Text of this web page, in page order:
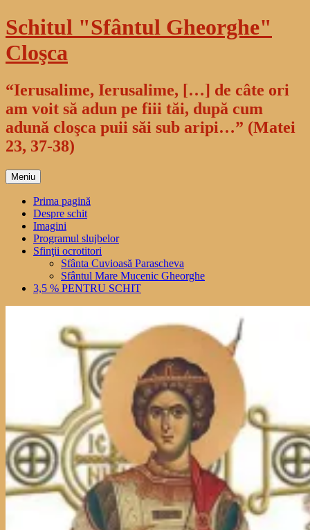
Sari
la
conținut
Schitul "Sfântul Gheorghe"
Cloşca
“Ierusalime, Ierusalime, […] de câte ori
am voit să adun pe fiii tăi, după cum
adună cloşca puii săi sub aripi…” (Matei
23, 37-38)
Meniu
Prima pagină
Despre schit
Imagini
Programul slujbelor
Sfinţii ocrotitori
Sfânta Cuvioasă Parascheva
Sfântul Mare Mucenic Gheorghe
3,5 % PENTRU SCHIT